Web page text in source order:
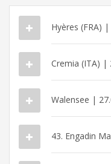
Hyères (FRA) |
Cremia (ITA) |
Walensee |
43. Engadin